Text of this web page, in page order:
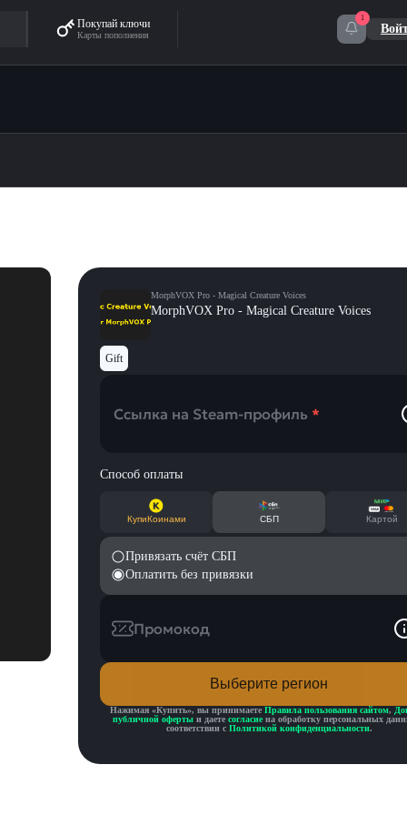
Покупай ключи
Карты пополнения
1
MorphVOX Pro - Magical Creature Voices
MorphVOX Pro - Magical Creature Voices
Gift
Ссылка на Steam-профиль *
Способ оплаты
КупиКоинами СБП Картой
Привязать счёт СБП
Оплатить без привязки
Промокод
Выберите регион
Нажимая «Купить», вы принимаете Правила пользования сайтом,
публичной оферты и даете согласие на обработку персональных
соответствии с Политикой конфиденциальности.